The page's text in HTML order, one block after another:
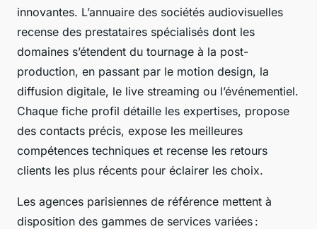
innovantes. L’annuaire des sociétés audiovisuelles
recense des prestataires spécialisés dont les
domaines s’étendent du tournage à la post-
production, en passant par le motion design, la
diffusion digitale, le live streaming ou l’événementiel.
Chaque fiche profil détaille les expertises, propose
des contacts précis, expose les meilleures
compétences techniques et recense les retours
clients les plus récents pour éclairer les choix.
Les agences parisiennes de référence mettent à
disposition des gammes de services variées :